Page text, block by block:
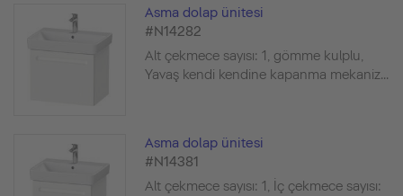
Asma dolap ünitesi
#N14282
Alt çekmece sayısı: 1, gömme kulplu,
Yavaş kendi kendine kapanma mekaniz...
Asma dolap ünitesi
#N14381
Alt çekmece sayısı: 1, İç çekmece sayısı: